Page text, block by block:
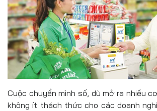
Cuộc chuyển mình số, dù mở ra nhiều
không ít thách thức cho các doanh